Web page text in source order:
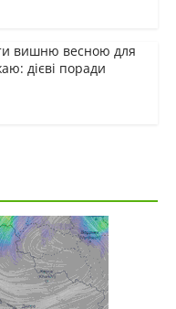
вишню весною для
дієві поради